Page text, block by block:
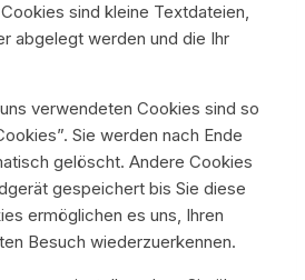
sind kleine Textdateien,
abgelegt werden und die Ihr
verwendeten Cookies sind so
Sie werden nach Ende
gelöscht. Andere Cookies
gespeichert bis Sie diese
ermöglichen es uns, Ihren
Besuch wiederzuerkennen.